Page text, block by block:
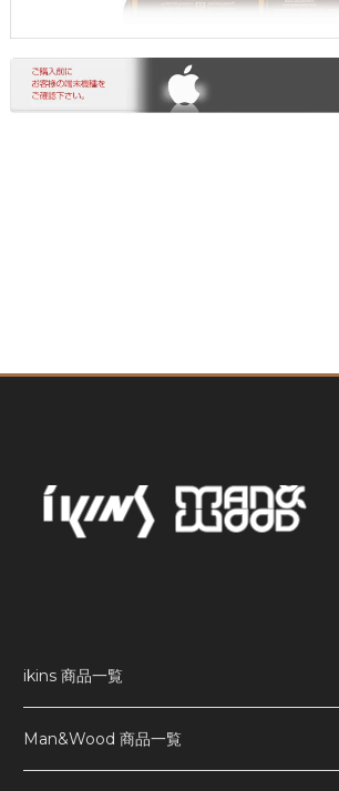
ikins 商品一覧
Man&Wood 商品一覧